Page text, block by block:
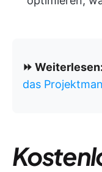
⏩ Weiterlesen:
das